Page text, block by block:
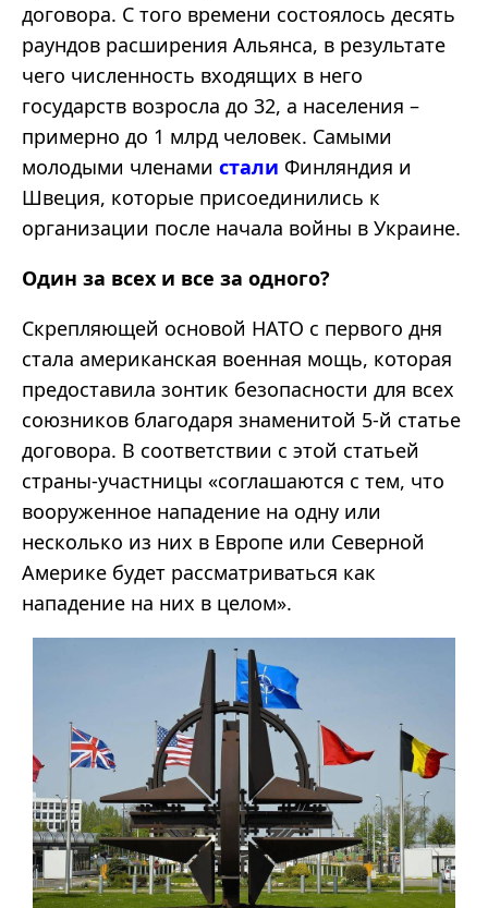
договора. С того времени состоялось десять
раундов расширения Альянса, в результате
чего численность входящих в него
государств возросла до 32, а населения –
примерно до 1 млрд человек. Самыми
молодыми членами стали Финляндия и
Швеция, которые присоединились к
организации после начала войны в Украине.
Один за всех и все за одного?
Скрепляющей основой НАТО с первого дня
стала американская военная мощь, которая
предоставила зонтик безопасности для всех
союзников благодаря знаменитой 5-й статье
договора. В соответствии с этой статьей
страны-участницы «соглашаются с тем, что
вооруженное нападение на одну или
несколько из них в Европе или Северной
Америке будет рассматриваться как
нападение на них в целом».